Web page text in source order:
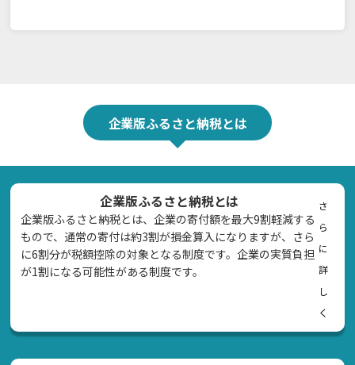
企業版ふるさと納税とは
企業版ふるさと納税とは
企業版ふるさと納税とは、企業の寄付額を最大9割軽減する
もので、通常の寄付は約3割が損金算入になりますが、さら
に6割分が税額控除の対象となる制度です。企業の実質負担
が1割になる可能性がある制度です。
さ
ら
に
詳
し
く